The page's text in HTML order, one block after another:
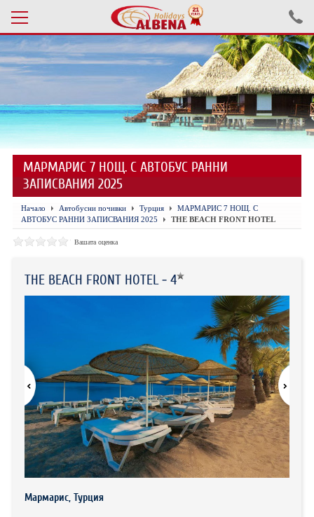
Проверка на резервация
ПОЧИВКИ С АВТОБУС 2026
ПОЧИВКИ СЪС САМОЛЕТ
ЕКСКУРЗИИ САМОЛЕТ
ЕКСКУРЗИИ АВТОБУС
БЪЛГАРИЯ
НОВА ГОДИНА 2027
ХОТЕЛИ В АЛБАНИЯ
АВТОБУСИ ПОД НАЕМ
ЗА НАС
КОНТАКТИ
ОБЩИ УСЛОВИЯ ПАКЕТНИ
ПЪТУВАНИЯ
ПОЛИТИКА ЗА ПОВЕРИТЕЛНОСТ
МАРМАРИС 7 НОЩ. С АВТОБУС РАННИ
ЗАПИСВАНИЯ 2025
Начало Автобусни почивки Турция
МАРМАРИС 7 НОЩ. С
АВТОБУС РАННИ ЗАПИСВАНИЯ 2025
THE BEACH FRONT HOTEL
Вашата оценка
THE BEACH FRONT HOTEL - 4
Мармарис, Турция